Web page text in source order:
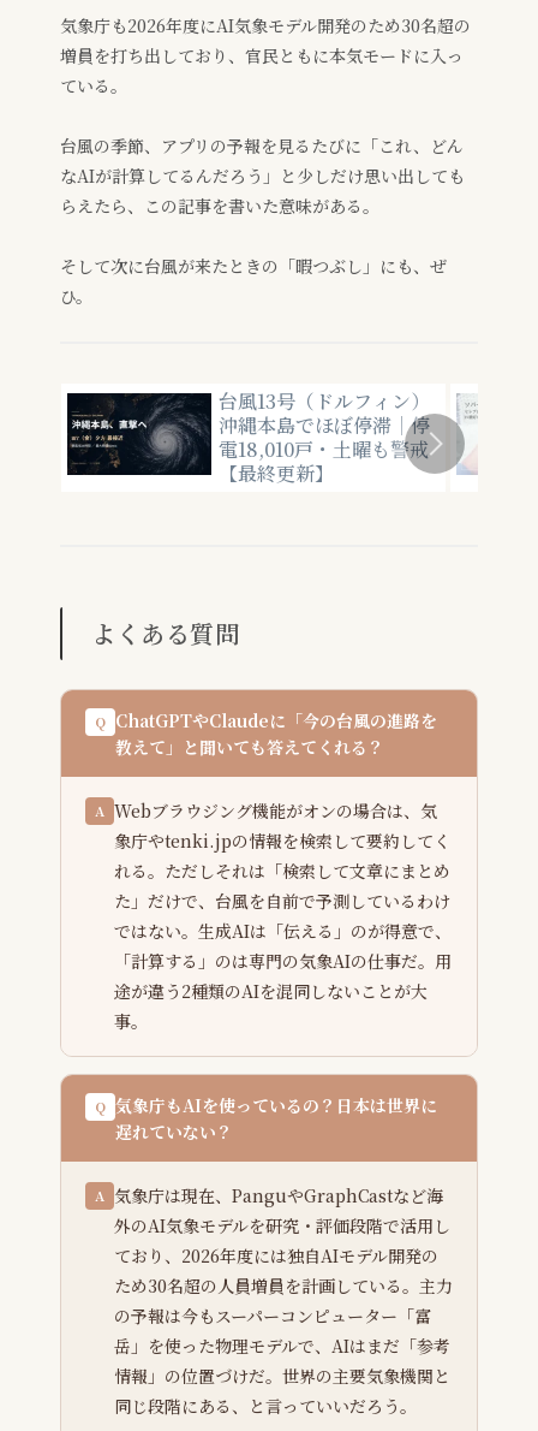
気象庁も2026年度にAI気象モデル開発のため30名超の
増員を打ち出しており、官民ともに本気モードに入っ
ている。
台風の季節、アプリの予報を見るたびに「これ、どん
なAIが計算してるんだろう」と少しだけ思い出しても
らえたら、この記事を書いた意味がある。
そして次に台風が来たときの「暇つぶし」にも、ぜ
ひ。
台風13号（ドルフィン）
沖縄本島でほぼ停滞｜停
電18,010戸・土曜も警戒
【最終更新】
よくある質問
Q ChatGPTやClaudeに「今の台風の進路を
教えて」と聞いても答えてくれる？
A Webブラウジング機能がオンの場合は、気
象庁やtenki.jpの情報を検索して要約してく
れる。ただしそれは「検索して文章にまとめ
た」だけで、台風を自前で予測しているわけ
ではない。生成AIは「伝える」のが得意で、
「計算する」のは専門の気象AIの仕事だ。用
途が違う2種類のAIを混同しないことが大
事。
Q 気象庁もAIを使っているの？日本は世界に
遅れていない？
A
気象庁は現在、PanguやGraphCastなど海
外のAI気象モデルを研究・評価段階で活用し
ており、2026年度には独自AIモデル開発の
ため30名超の人員増員を計画している。主力
の予報は今もスーパーコンピューター「富
岳」を使った物理モデルで、AIはまだ「参考
情報」の位置づけだ。世界の主要気象機関と
同じ段階にある、と言っていいだろう。